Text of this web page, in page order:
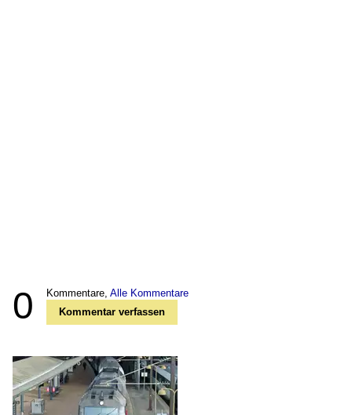
0 Kommentare, Alle Kommentare
Kommentar verfassen